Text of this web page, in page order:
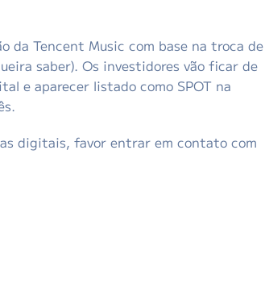
da Tencent Music com base na troca de
saber). Os investidores vão ficar de
e aparecer listado como SPOT na
digitais, favor entrar em contato com